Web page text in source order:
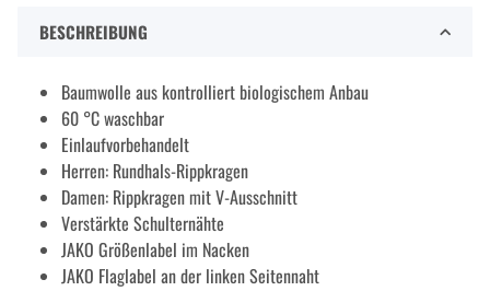
BESCHREIBUNG
Baumwolle aus kontrolliert biologischem Anbau
60 °C waschbar
Einlaufvorbehandelt
Herren: Rundhals-Rippkragen
Damen: Rippkragen mit V-Ausschnitt
Verstärkte Schulternähte
JAKO Größenlabel im Nacken
JAKO Flaglabel an der linken Seitennaht